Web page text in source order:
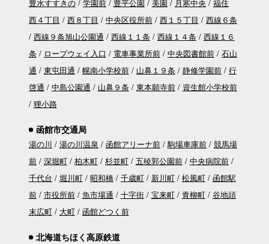
豊水すすきの
学園前 豊平公園 美園 月寒中央
福住
西４丁目
西８丁目 中央区役所前 西１５丁目
西線６条
西線９条旭山公園通
西線１１条 西線１４条
西線１６
条
ロープウェイ入口 電車事業所前 中央図書館前
石山
通
東屯田通 幌南小学校前 山鼻１９条 静修学園前
行
啓通
中島公園通 山鼻９条 東本願寺前
資生館小学校前
狸小路
函館市交通局
湯の川 湯の川温泉 函館アリーナ前 駒場車庫前
競馬場
前
深堀町 柏木町 杉並町 五稜郭公園前
中央病院前
千代台
堀川町 昭和橋 千歳町 新川町 松風町
函館駅
前
市役所前 魚市場通 十字街 宝来町 青柳町
谷地頭
末広町
大町 函館どつく前
北海道ちほく高原鉄道